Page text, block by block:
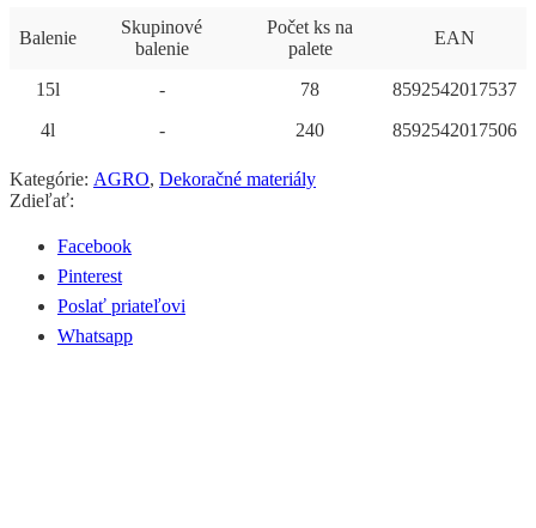
Balenie
Skupinové
balenie
Počet ks na
palete
EAN
15l - 78
8592542017537
4l
- 240 8592542017506
Kategórie: AGRO, Dekoračné materiály
Zdieľať:
Facebook
Pinterest
Poslať priateľovi
Whatsapp